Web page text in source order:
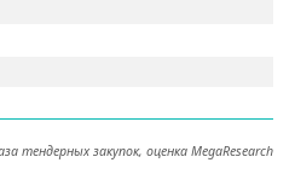
тендерных закупок, оценка MegaResearch